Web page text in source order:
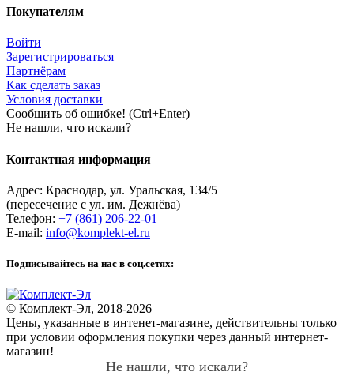
Покупателям
Войти
Зарегистрироваться
Партнёрам
Как сделать заказ
Условия доставки
Сообщить об ошибке! (Ctrl+Enter)
Не нашли, что искали?
Контактная информация
Адрес: Краснодар, ул. Уральская, 134/5
(пересечение с ул. им. Дежнёва)
Телефон: +7 (861) 206-22-01
E-mail: info@komplekt-el.ru
Подписывайтесь на нас в соц.сетях:
© Комплект-Эл, 2018-2026
Цены, указанные в интенет-магазине, действительны только
при условии оформления покупки через данный интернет-
магазин!
Не нашли, что искали?